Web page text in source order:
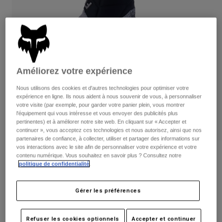
Pantalons
Shorts
Vestes
Gants
Protections
Masques
Chaussettes
Accessoires
Gants
Protections
Masques
Chaussettes
Sacs et accessoires
Pièces de rechange
Chemises
Voir tout
Femme
T-shirts et tops
Sweats et Pulls
Vestes
Pantalons
Chemises
Enfants
Masques
Chaussettes
Voir tout
Moto
Casques
Maillots
Pantalons
Bottes
Protections
Masques
Avis
Price reduced from
79,99 €to51,99 € 35% OFF
Améliorez votre expérience
Nous utilisons des cookies et d'autres technologies pour optimiser votre
expérience en ligne. Ils nous aident à nous souvenir de vous, à personnaliser
votre visite (par exemple, pour garder votre panier plein, vous montrer
l'équipement qui vous intéresse et vous envoyer des publicités plus
pertinentes) et à améliorer notre site web. En cliquant sur « Accepter et
continuer », vous acceptez ces technologies et nous autorisez, ainsi que nos
partenaires de confiance, à collecter, utiliser et partager des informations sur
vos interactions avec le site afin de personnaliser votre expérience et votre
contenu numérique. Vous souhaitez en savoir plus ? Consultez notre
politique de confidentialité.
Gérer les préférences
Refuser les cookies optionnels Accepter et continuer